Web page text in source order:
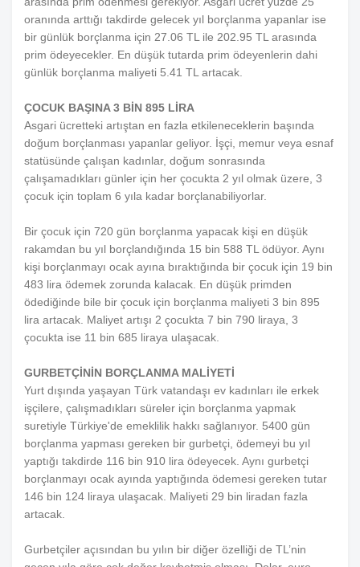
oranında arttığı takdirde gelecek yıl borçlanma yapanlar ise
bir günlük borçlanma için 27.06 TL ile 202.95 TL arasında
prim ödeyecekler. En düşük tutarda prim ödeyenlerin dahi
günlük borçlanma maliyeti 5.41 TL artacak.
ÇOCUK BAŞINA 3 BİN 895 LİRA
Asgari ücretteki artıştan en fazla etkileneceklerin başında
doğum borçlanması yapanlar geliyor. İşçi, memur veya esnaf
statüsünde çalışan kadınlar, doğum sonrasında
çalışamadıkları günler için her çocukta 2 yıl olmak üzere, 3
çocuk için toplam 6 yıla kadar borçlanabiliyorlar.
Bir çocuk için 720 gün borçlanma yapacak kişi en düşük
rakamdan bu yıl borçlandığında 15 bin 588 TL ödüyor. Aynı
kişi borçlanmayı ocak ayına bıraktığında bir çocuk için 19 bin
483 lira ödemek zorunda kalacak. En düşük primden
ödediğinde bile bir çocuk için borçlanma maliyeti 3 bin 895
lira artacak. Maliyet artışı 2 çocukta 7 bin 790 liraya, 3
çocukta ise 11 bin 685 liraya ulaşacak.
GURBETÇİNİN BORÇLANMA MALİYETİ
Yurt dışında yaşayan Türk vatandaşı ev kadınları ile erkek
işçilere, çalışmadıkları süreler için borçlanma yapmak
suretiyle Türkiye'de emeklilik hakkı sağlanıyor. 5400 gün
borçlanma yapması gereken bir gurbetçi, ödemeyi bu yıl
yaptığı takdirde 116 bin 910 lira ödeyecek. Aynı gurbetçi
borçlanmayı ocak ayında yaptığında ödemesi gereken tutar
146 bin 124 liraya ulaşacak. Maliyeti 29 bin liradan fazla
artacak.
Gurbetçiler açısından bu yılın bir diğer özelliği de TL’nin